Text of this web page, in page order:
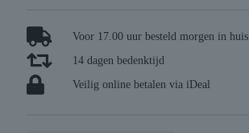
aantal
Voor 17.00 uur besteld morgen in huis
14 dagen bedenktijd
Veilig online betalen via iDeal